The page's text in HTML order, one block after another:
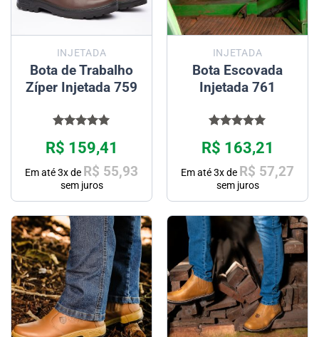
INJETADA
Bota de Trabalho
Zíper Injetada 759
5.00 de 5
R$ 159,41
Em até3x de R$ 55,93
sem juros
INJETADA
Bota Escovada
Injetada 761
5.00 de 5
R$ 163,21
Em até3x de R$ 57,27
sem juros